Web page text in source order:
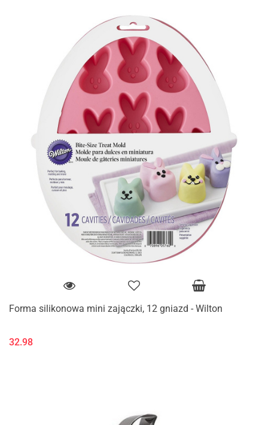
Forma silikonowa mini zajączki, 12 gniazd - Wilton
32.98